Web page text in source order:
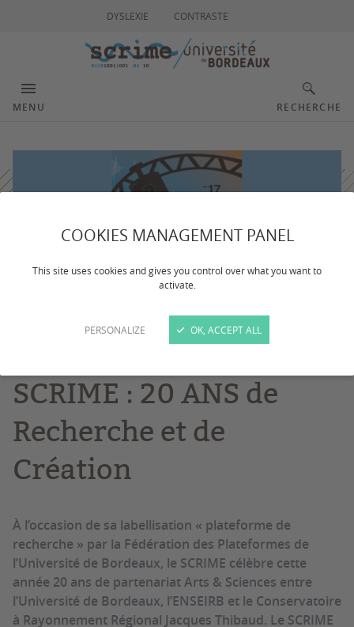
COOKIES MANAGEMENT PANEL
This site uses cookies and gives you control over what you want to
activate.
PERSONALIZE OK, ACCEPT ALL
DYSLEXIE CONTRASTE
MENU RECHERCHE
SCRIME : 20 ANS de
Recherche et de
Création
À l’occasion de sa labellisation « plateforme de
recherche » par la Fédération des Plateformes de
l’Université de Bordeaux, le SCRIME célèbre cette
année 20 ans de partenariat Arts & Sciences entre
l’Université de Bordeaux, l’ENSEIRB et le Conservatoire
à Rayonnement Régional Jacques Thibaud. Le SCRIME